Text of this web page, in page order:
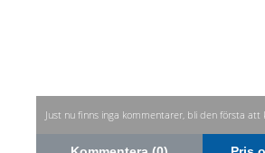
Just nu finns inga kommentarer, bli den första att